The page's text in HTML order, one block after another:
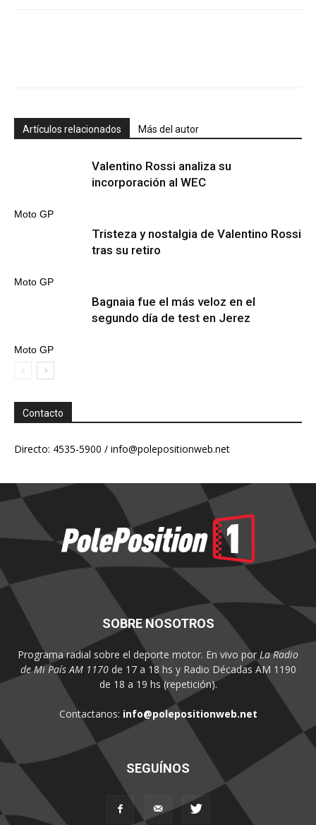
Artículos relacionados Más del autor
Moto GP
Valentino Rossi analiza su
incorporación al WEC
Moto GP
Tristeza y nostalgia de Valentino Rossi
tras su retiro
Moto GP
Bagnaia fue el más veloz en el
segundo día de test en Jerez
Contacto
Directo: 4535-5900 / info@polepositionweb.net
SOBRE NOSOTROS
Programa radial sobre el deporte motor. En vivo por La Radio
de Mi País AM 1170de 17 a 18 hs y Radio Décadas AM 1190
de 18 a 19 hs (repetición).
Contactanos: info@polepositionweb.net
SEGUÍNOS